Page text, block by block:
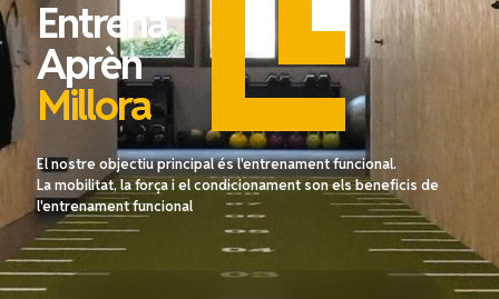
Entrena
Aprèn
Millora
El nostre objectiu principal és l'entrenament funcional.
La mobilitat, la força i el condicionament son els beneficis de
l'entrenament funcional